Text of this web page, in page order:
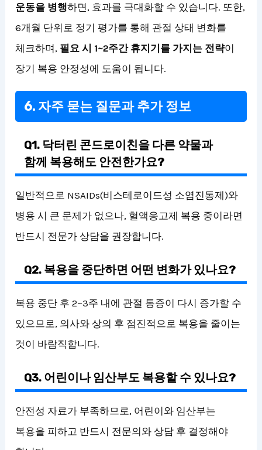
운동을 병행하면, 효과를 극대화할 수 있습니다. 또한,
6개월 단위로 정기 평가를 통해 관절 상태 변화를
체크하며, 필요 시 1~2주간 휴지기를 가지는 전략이
장기 복용 안정성에 도움이 됩니다.
6. 자주 묻는 질문과 추가 정보
Q1. 닥터린 콘드로이친을 다른 약물과
함께 복용해도 안전한가요?
일반적으로 NSAIDs(비스테로이드성 소염진통제)와
병용 시 큰 문제가 없으나, 혈액응고제 복용 중이라면
반드시 전문가 상담을 권장합니다.
Q2. 복용을 중단하면 어떤 변화가 있나요?
복용 중단 후 2~3주 내에 관절 통증이 다시 증가할 수
있으므로, 의사와 상의 후 점진적으로 복용을 줄이는
것이 바람직합니다.
Q3. 어린이나 임산부도 복용할 수 있나요?
안전성 자료가 부족하므로, 어린이와 임산부는
복용을 피하고 반드시 전문의와 상담 후 결정해야